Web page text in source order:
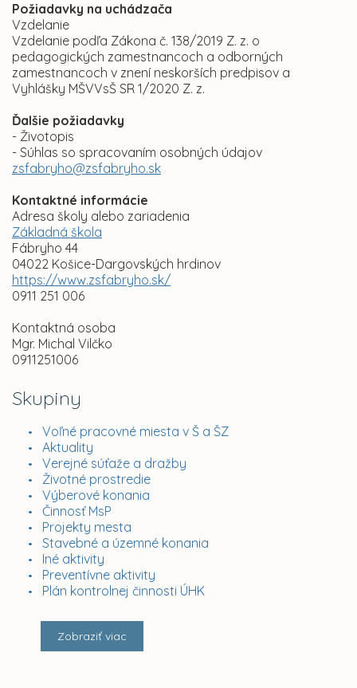
Skupiny
Voľné pracovné miesta v Š a ŠZ
Aktuality
Verejné súťaže a dražby
Životné prostredie
Výberové konania
Činnosť MsP
Projekty mesta
Stavebné a územné konania
Iné aktivity
Preventívne aktivity
Plán kontrolnej činnosti ÚHK
Zobraziť viac
Požiadavky na uchádzača
Vzdelanie
Vzdelanie podľa Zákona č. 138/2019 Z. z. o
pedagogických zamestnancoch a odborných
zamestnancoch v znení neskorších predpisov a
Vyhlášky MŠVVsŠ SR 1/2020 Z. z.
Ďalšie požiadavky
- Životopis
- Súhlas so spracovaním osobných údajov
zsfabryho@zsfabryho.sk
Kontaktné informácie
Adresa školy alebo zariadenia
Základná škola
Fábryho 44
04022 Košice-Dargovských hrdinov
https://www.zsfabryho.sk/
0911 251 006
Kontaktná osoba
Mgr. Michal Vilčko
0911251006